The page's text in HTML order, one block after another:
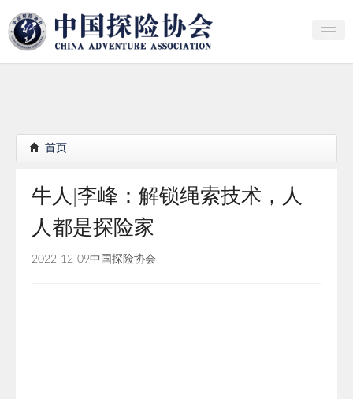
产业研究
行者证书申报
分支机构
首页
牛人|李峰：解锁绳索技术，人
人都是探险家
2022-12-09中国探险协会